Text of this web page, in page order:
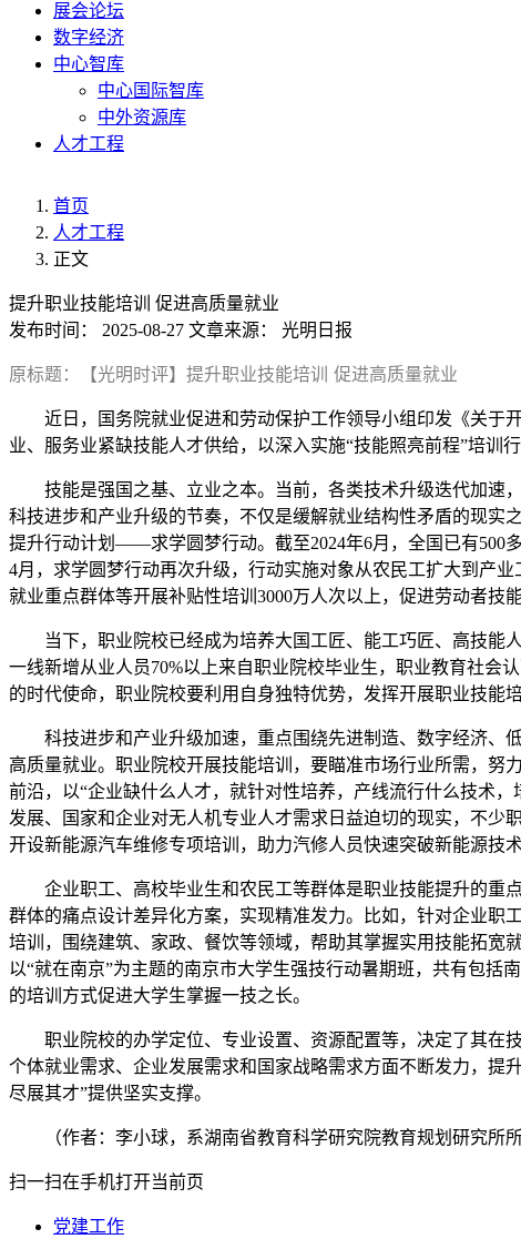
展会论坛
数字经济
中心智库
中心国际智库
中外资源库
人才工程
首页
人才工程
正文
提升职业技能培训 促进高质量就业
发布时间：
2025-08-27 文章来源： 光明日报
原标题：【光明时评】提升职业技能培训 促进高质量就业
近日，国务院就业促进和劳动保护工作领导小组印发《关于
业、服务业紧缺技能人才供给，以深入实施“技能照亮前程”培训
技能是强国之基、立业之本。当前，各类技术升级迭代加速
科技进步和产业升级的节奏，不仅是缓解就业结构性矛盾的现实
提升行动计划——求学圆梦行动。截至2024年6月，全国已有500
4月，求学圆梦行动再次升级，行动实施对象从农民工扩大到产
就业重点群体等开展补贴性培训3000万人次以上，促进劳动者技
当下，职业院校已经成为培养大国工匠、能工巧匠、高技能
一线新增从业人员70%以上来自职业院校毕业生，职业教育社会
的时代使命，职业院校要利用自身独特优势，发挥开展职业技能
科技进步和产业升级加速，重点围绕先进制造、数字经济、
高质量就业。职业院校开展技能培训，要瞄准市场行业所需，努
前沿，以“企业缺什么人才，就针对性培养，产线流行什么技术
发展、国家和企业对无人机专业人才需求日益迫切的现实，不少
开设新能源汽车维修专项培训，助力汽修人员快速突破新能源技
企业职工、高校毕业生和农民工等群体是职业技能提升的重
群体的痛点设计差异化方案，实现精准发力。比如，针对企业职
培训，围绕建筑、家政、餐饮等领域，帮助其掌握实用技能拓宽
以“就在南京”为主题的南京市大学生强技行动暑期班，共有包
的培训方式促进大学生掌握一技之长。
职业院校的办学定位、专业设置、资源配置等，决定了其在
个体就业需求、企业发展需求和国家战略需求方面不断发力，提
尽展其才”提供坚实支撑。
（作者：李小球，系湖南省教育科学研究院教育规划研究所
扫一扫在手机打开当前页
党建工作